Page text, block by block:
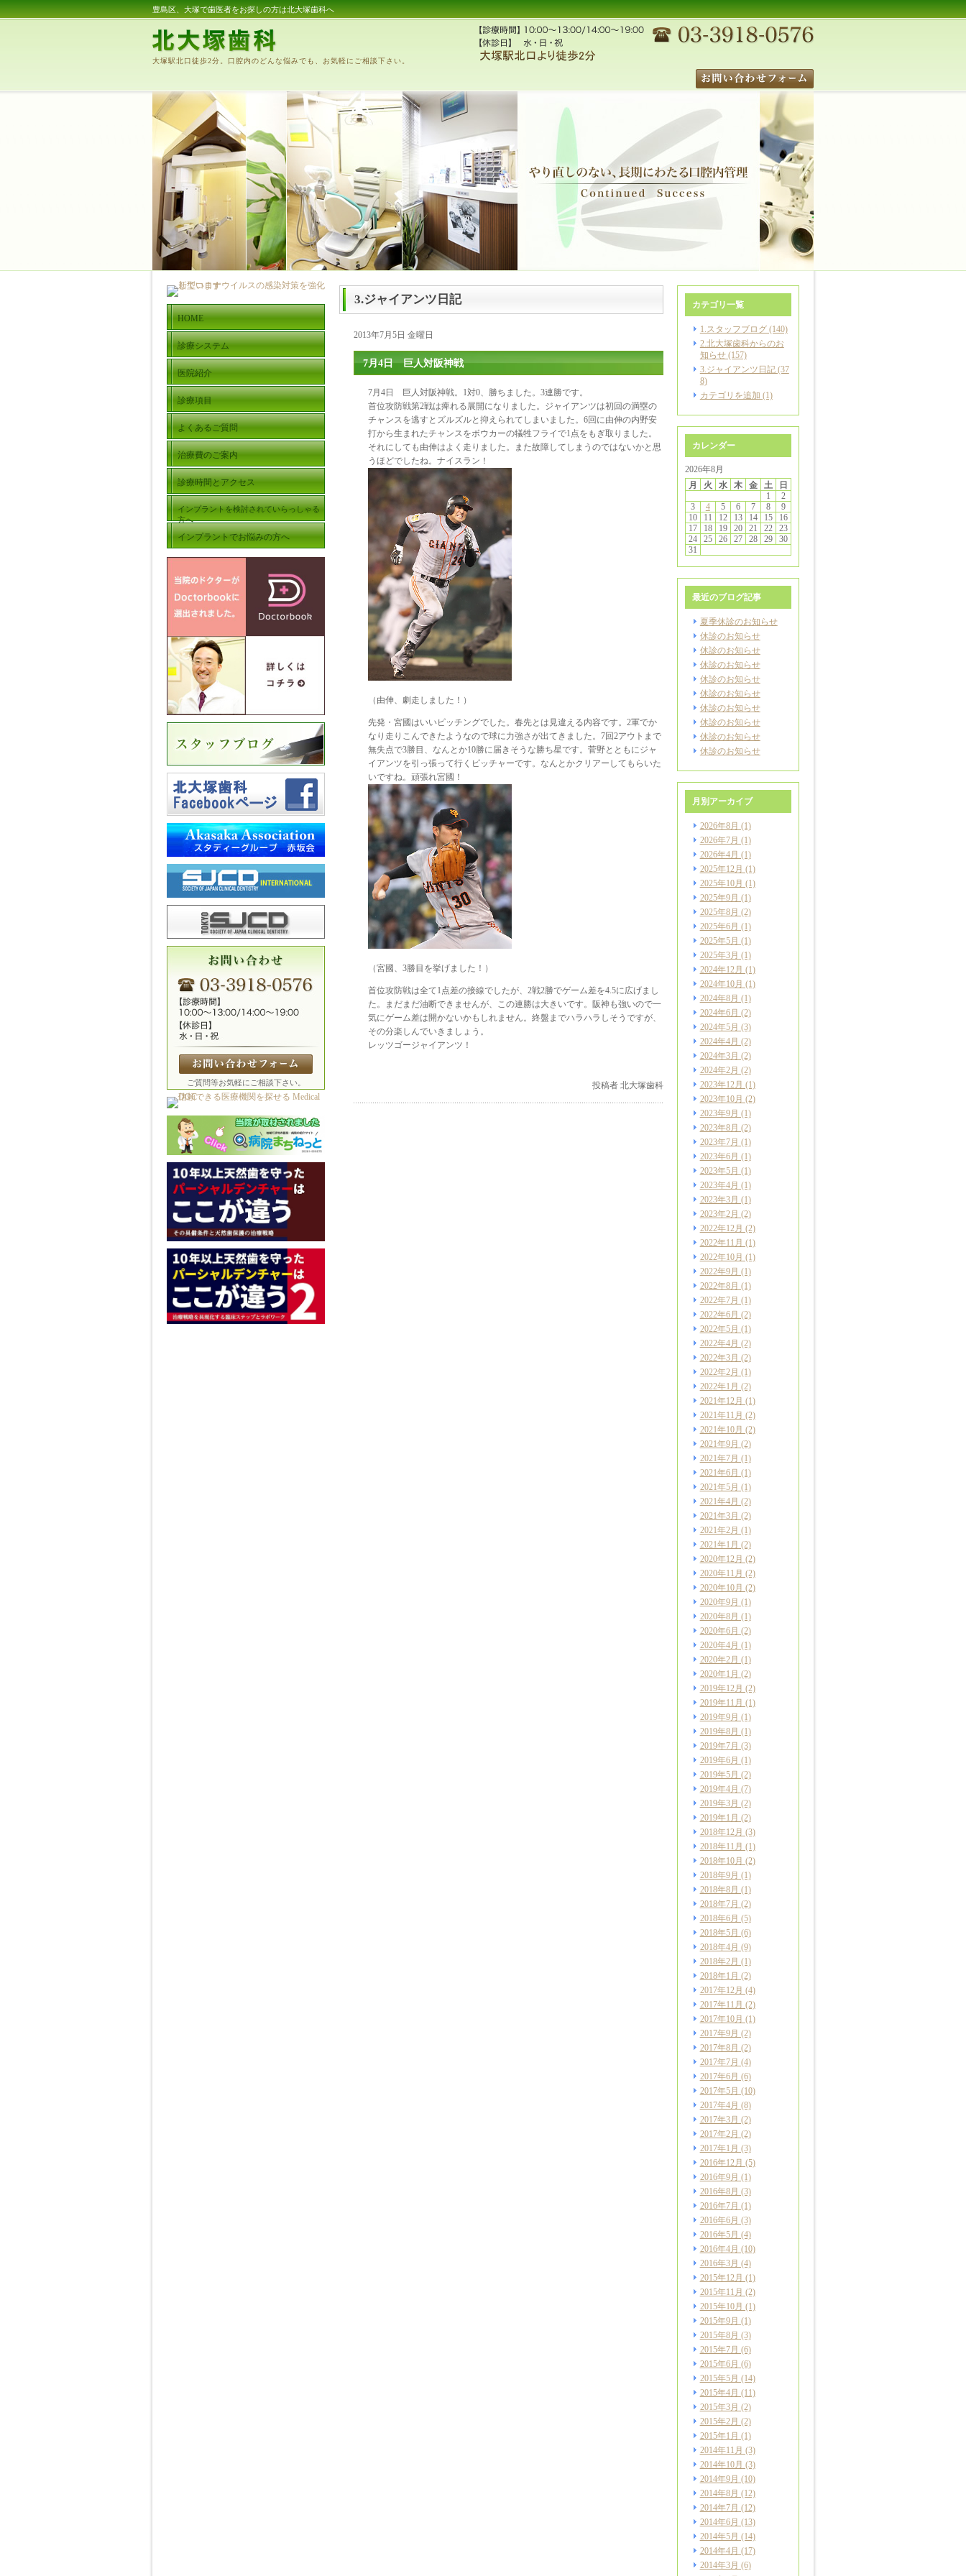
豊島区、大塚で歯医者をお探しの方は北大塚歯科へ
大塚駅北口徒歩2分。口腔内のどんな悩みでも、お気軽にご相談下さい。
3.ジャイアンツ日記
2013年7月5日 金曜日
7月4日 巨人対阪神戦
7月4日 巨人対阪神戦。1対0、勝ちました。3連勝です。
首位攻防戦第2戦は痺れる展開になりました。ジャイアンツは初回の満塁の
チャンスを逃すとズルズルと抑えられてしまいました。6回に由伸の内野安
打から生まれたチャンスをボウカーの犠牲フライで1点をもぎ取りました。
それにしても由伸はよく走りました。また故障してしまうのではないかと思
うほどでしたね。ナイスラン！
（由伸、劇走しました！）
先発・宮國はいいピッチングでした。春先とは見違える内容です。2軍でか
なり走りこんできたようなので球に力強さが出てきました。7回2アウトまで
無失点で3勝目、なんとか10勝に届きそうな勝ち星です。菅野とともにジャ
イアンツを引っ張って行くピッチャーです。なんとかクリアーしてもらいた
いですね。頑張れ宮國！
（宮國、3勝目を挙げました！）
首位攻防戦は全て1点差の接線でしたが、2戦2勝でゲーム差を4.5に広げまし
た。まだまだ油断できませんが、この連勝は大きいです。阪神も強いので一
気にゲーム差は開かないかもしれません。終盤までハラハラしそうですが、
その分楽しんでいきましょう。
レッツゴージャイアンツ！
投稿者 北大塚歯科
カテゴリ一覧
1.スタッフブログ (140)
2.北大塚歯科からのお
知らせ (157)
3.ジャイアンツ日記 (37
8)
カテゴリを追加 (1)
カレンダー
2026年8月
月
火 水 木 金 土
日
1
2
3
4 5 6 7 8
9
10
11 12 13 14 15
16
17
18 19 20 21 22
23
24
25 26 27 28 29
30
31
最近のブログ記事
夏季休診のお知らせ
休診のお知らせ
休診のお知らせ
休診のお知らせ
休診のお知らせ
休診のお知らせ
休診のお知らせ
休診のお知らせ
休診のお知らせ
休診のお知らせ
月別アーカイブ
2026年8月 (1)
2026年7月 (1)
2026年4月 (1)
2025年12月 (1)
2025年10月 (1)
2025年9月 (1)
2025年8月 (2)
2025年6月 (1)
2025年5月 (1)
2025年3月 (1)
2024年12月 (1)
2024年10月 (1)
2024年8月 (1)
2024年6月 (2)
2024年5月 (3)
2024年4月 (2)
2024年3月 (2)
2024年2月 (2)
2023年12月 (1)
2023年10月 (2)
2023年9月 (1)
2023年8月 (2)
2023年7月 (1)
2023年6月 (1)
2023年5月 (1)
2023年4月 (1)
2023年3月 (1)
2023年2月 (2)
2022年12月 (2)
2022年11月 (1)
2022年10月 (1)
2022年9月 (1)
2022年8月 (1)
2022年7月 (1)
2022年6月 (2)
2022年5月 (1)
2022年4月 (2)
2022年3月 (2)
2022年2月 (1)
2022年1月 (2)
2021年12月 (1)
2021年11月 (2)
2021年10月 (2)
2021年9月 (2)
2021年7月 (1)
2021年6月 (1)
2021年5月 (1)
2021年4月 (2)
2021年3月 (2)
2021年2月 (1)
2021年1月 (2)
2020年12月 (2)
2020年11月 (2)
2020年10月 (2)
2020年9月 (1)
2020年8月 (1)
2020年6月 (2)
2020年4月 (1)
2020年2月 (1)
2020年1月 (2)
2019年12月 (2)
2019年11月 (1)
2019年9月 (1)
2019年8月 (1)
2019年7月 (3)
2019年6月 (1)
2019年5月 (2)
2019年4月 (7)
2019年3月 (2)
2019年1月 (2)
2018年12月 (3)
2018年11月 (1)
2018年10月 (2)
2018年9月 (1)
2018年8月 (1)
2018年7月 (2)
2018年6月 (5)
2018年5月 (6)
2018年4月 (9)
2018年2月 (1)
2018年1月 (2)
2017年12月 (4)
2017年11月 (2)
2017年10月 (1)
2017年9月 (2)
2017年8月 (2)
2017年7月 (4)
2017年6月 (6)
2017年5月 (10)
2017年4月 (8)
2017年3月 (2)
2017年2月 (2)
2017年1月 (3)
2016年12月 (5)
2016年9月 (1)
2016年8月 (3)
2016年7月 (1)
2016年6月 (3)
2016年5月 (4)
2016年4月 (10)
2016年3月 (4)
2015年12月 (1)
2015年11月 (2)
2015年10月 (1)
2015年9月 (1)
2015年8月 (3)
2015年7月 (6)
2015年6月 (6)
2015年5月 (14)
2015年4月 (11)
2015年3月 (2)
2015年2月 (2)
2015年1月 (1)
2014年11月 (3)
2014年10月 (3)
2014年9月 (10)
2014年8月 (12)
2014年7月 (12)
2014年6月 (13)
2014年5月 (14)
2014年4月 (17)
2014年3月 (6)
HOME
診療システム
医院紹介
診療項目
よくあるご質問
治療費のご案内
診療時間とアクセス
インプラントを検討されていらっしゃる
方へ
インプラントでお悩みの方へ
ご質問等お気軽にご相談下さい。